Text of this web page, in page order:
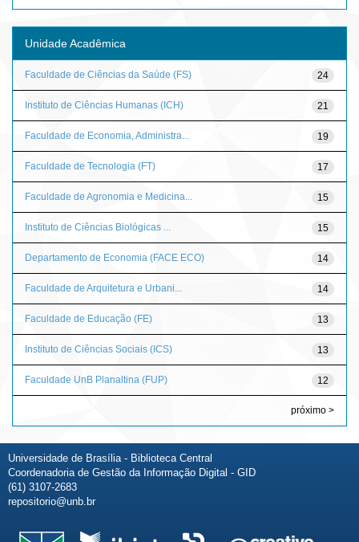
Unidade Acadêmica
24
Faculdade de Ciências da Saúde (FS)
21
Instituto de Ciências Humanas (ICH)
19
Faculdade de Economia, Administra...
17
Faculdade de Tecnologia (FT)
15
Faculdade de Agronomia e Medicina...
15
Instituto de Ciências Biológicas ...
14
Departamento de Economia (FACE ECO)
14
Faculdade de Arquitetura e Urbani...
13
Faculdade de Educação (FE)
13
Instituto de Ciências Sociais (ICS)
12
Faculdade UnB Planaltina (FUP)
próximo >
Universidade de Brasília - Biblioteca Central
Coordenadoria de Gestão da Informação Digital - GID
(61) 3107-2683
repositorio@unb.br